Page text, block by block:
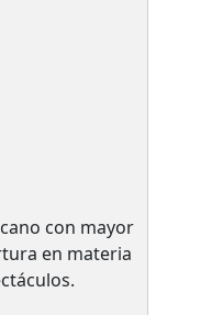
con mayor
en materia